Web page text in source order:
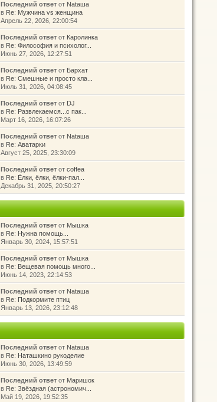
Последний ответот Nataшa
в Re: Мужчина vs женщина
Апрель 22, 2026, 22:00:54
Последний ответот Каролинка
в Re: Философия и психолог...
Июнь 27, 2026, 12:27:51
Последний ответот Бархат
в Re: Смешные и просто кла...
Июль 31, 2026, 04:08:45
Последний ответот DJ
в Re: Развлекаемся...с пак...
Март 16, 2026, 16:07:26
Последний ответот Nataшa
в Re: Аватарки
Август 25, 2025, 23:30:09
Последний ответот coffea
в Re: Ёлки, ёлки, ёлки-пал...
Декабрь 31, 2025, 20:50:27
Последний ответот Мышка
в Re: Нужна помощь...
Январь 30, 2024, 15:57:51
Последний ответот Мышка
в Re: Вещевая помощь много...
Июнь 14, 2023, 22:14:53
Последний ответот Nataшa
в Re: Подкормите птиц
Январь 13, 2026, 23:12:48
Последний ответот Nataшa
в Re: Наташкино рукоделие
Июнь 30, 2026, 13:49:59
Последний ответот Маришок
в Re: Звёздная (астрономич...
Май 19, 2026, 19:52:35